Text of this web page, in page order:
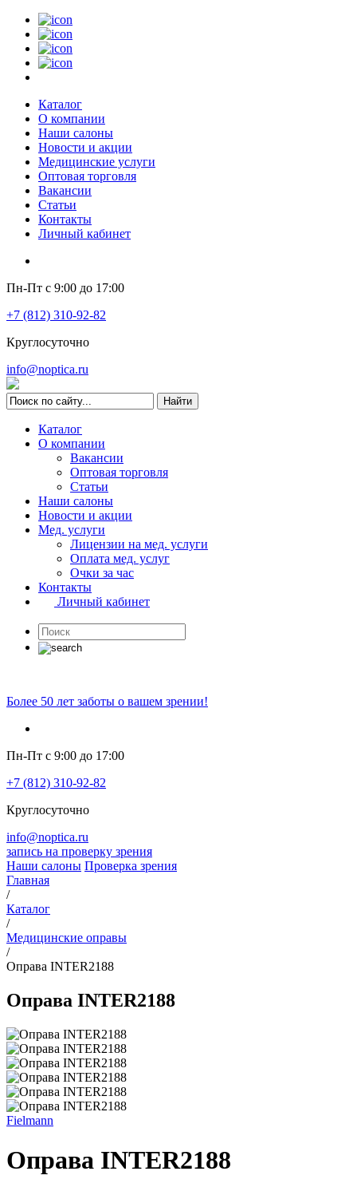
Каталог
О компании
Наши салоны
Новости и акции
Медицинские услуги
Оптовая торговля
Вакансии
Статьи
Контакты
Личный кабинет
Пн-Пт с 9:00 до 17:00
+7 (812) 310-92-82
Круглосуточно
info@noptica.ru
Каталог
О компании
Вакансии
Оптовая торговля
Статьи
Наши салоны
Новости и акции
Мед. услуги
Лицензии на мед. услуги
Оплата мед. услуг
Очки за час
Контакты
Личный кабинет
Более 50 лет заботы о вашем зрении!
Пн-Пт с 9:00 до 17:00
+7 (812) 310-92-82
Круглосуточно
info@noptica.ru
запись на проверку зрения
Наши салоны Проверка зрения
Главная
/
Каталог
/
Медицинские оправы
/
Оправа INTER2188
Оправа INTER2188
Fielmann
Оправа INTER2188